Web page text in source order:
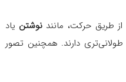
نوشتن یاد
دارند. همچنین تصور